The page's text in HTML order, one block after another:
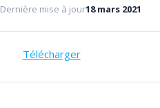
Dernière mise à jour18 mars 2021
Télécharger